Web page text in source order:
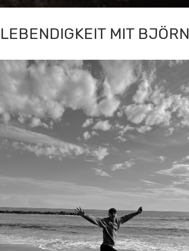
LEBENDIGKEIT MIT BJÖRN